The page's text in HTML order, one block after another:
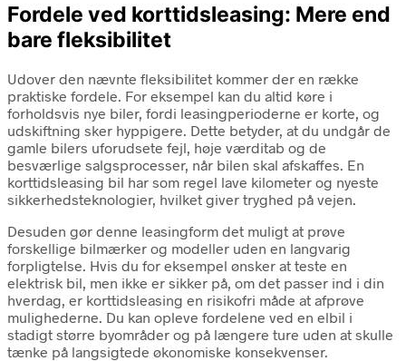
Fordele ved korttidsleasing: Mere end
bare fleksibilitet
Udover den nævnte fleksibilitet kommer der en række
praktiske fordele. For eksempel kan du altid køre i
forholdsvis nye biler, fordi leasingperioderne er korte, og
udskiftning sker hyppigere. Dette betyder, at du undgår de
gamle bilers uforudsete fejl, høje værditab og de
besværlige salgsprocesser, når bilen skal afskaffes. En
korttidsleasing bil har som regel lave kilometer og nyeste
sikkerhedsteknologier, hvilket giver tryghed på vejen.
Desuden gør denne leasingform det muligt at prøve
forskellige bilmærker og modeller uden en langvarig
forpligtelse. Hvis du for eksempel ønsker at teste en
elektrisk bil, men ikke er sikker på, om det passer ind i din
hverdag, er korttidsleasing en risikofri måde at afprøve
mulighederne. Du kan opleve fordelene ved en elbil i
stadigt større byområder og på længere ture uden at skulle
tænke på langsigtede økonomiske konsekvenser.